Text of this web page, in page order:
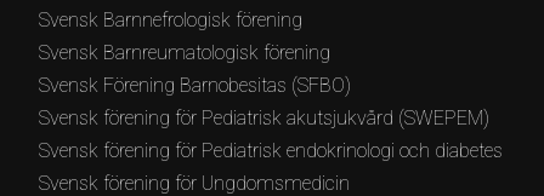
Svensk Barnnefrologisk förening
Svensk Barnreumatologisk förening
Svensk Förening Barnobesitas (SFBO)
Svensk förening för Pediatrisk akutsjukvård (SWEPEM)
Svensk förening för Pediatrisk endokrinologi och diabetes
Svensk förening för Ungdomsmedicin